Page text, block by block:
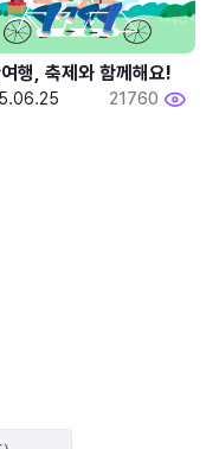
행, 축제와 함께해요!
21760